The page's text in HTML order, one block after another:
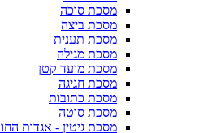
מסכת סוכה
מסכת ביצה
מסכת תענית
מסכת מגילה
מסכת מועד קטן
מסכת חגיגה
מסכת כתובות
מסכת סוטה
מסכת גיטין - אגדות